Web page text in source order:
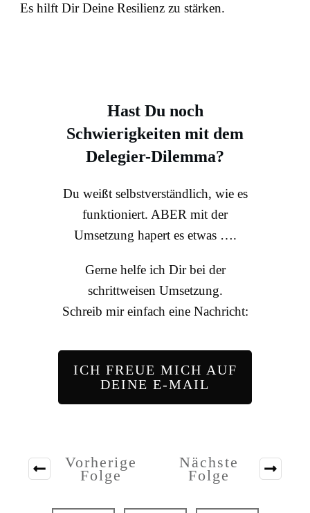
Es hilft Dir Deine Resilienz zu stärken.
Hast Du noch
Schwierigkeiten mit dem
Delegier-Dilemma?
Du weißt selbstverständlich, wie es
funktioniert. ABER mit der
Umsetzung hapert es etwas ….
Gerne helfe ich Dir bei der
schrittweisen Umsetzung.
Schreib mir einfach eine Nachricht:
ICH FREUE MICH AUF
DEINE E-MAIL
Vorherige
Folge
Nächste
Folge